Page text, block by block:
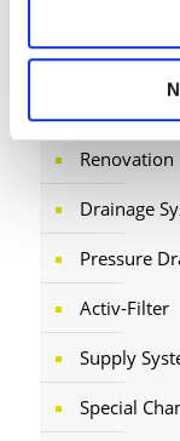
Renovation
Drainage
Pressure
Activ-Filter
Supply
Special